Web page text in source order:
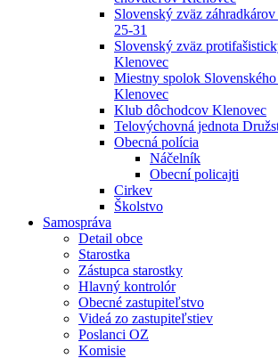
Slovenský zväz
25-31
Slovenský zväz
Klenovec
Miestny spolok
Klenovec
Klub dôchodcov Klenovec
Telovýchovná jednota
Obecná polícia
Náčelník
Obecní policajti
Cirkev
Školstvo
Samospráva
Detail obce
Starostka
Zástupca starostky
Hlavný kontrolór
Obecné zastupiteľstvo
Videá zo zastupiteľstiev
Poslanci OZ
Komisie